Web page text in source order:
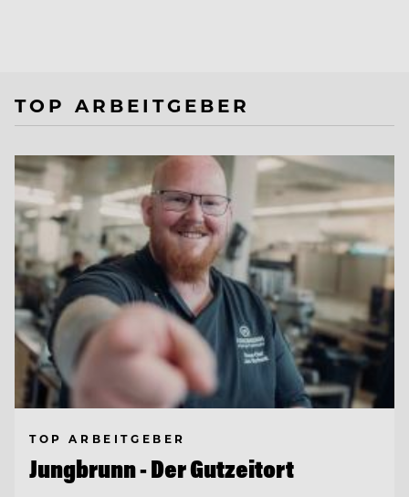
TOP ARBEITGEBER
TOP ARBEITGEBER
Jungbrunn - Der Gutzeitort